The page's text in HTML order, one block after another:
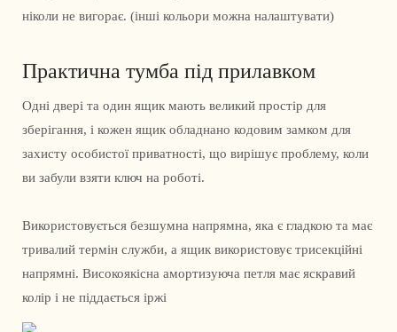
ніколи не вигорає. (інші кольори можна налаштувати)
Практична тумба під прилавком
Одні двері та один ящик мають великий простір для
зберігання, і кожен ящик обладнано кодовим замком для
захисту особистої приватності, що вирішує проблему, коли
ви забули взяти ключ на роботі.
Використовується безшумна напрямна, яка є гладкою та має
тривалий термін служби, а ящик використовує трисекційні
напрямні. Високоякісна амортизуюча петля має яскравий
колір і не піддається іржі